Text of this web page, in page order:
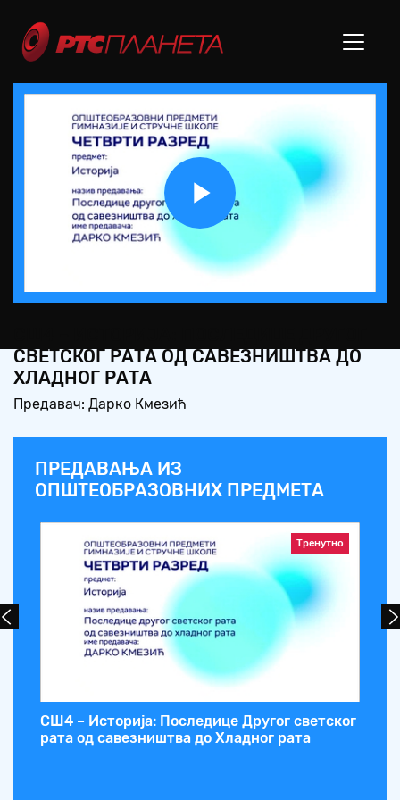
Play
Video
СВЕТСКОГ РАТА ОД САВЕЗНИШТВА ДО
ХЛАДНОГ РАТА
Предавач: Дарко Кмезић
ПРЕДАВАЊА ИЗ
ОПШТЕОБРАЗОВНИХ ПРЕДМЕТА
Тренутно
СШ4 – Историја: Последице Другог светског
рата од савезништва до Хладног рата